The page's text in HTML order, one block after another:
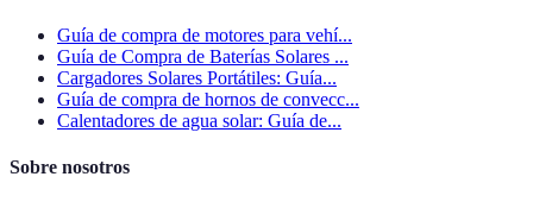
Guía de compra de motores para vehí...
Guía de Compra de Baterías Solares ...
Cargadores Solares Portátiles: Guía...
Guía de compra de hornos de convecc...
Calentadores de agua solar: Guía de...
Sobre nosotros